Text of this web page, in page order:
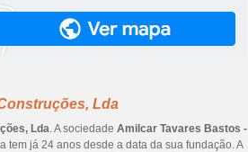
Lda
Lda. A sociedade Amilcar Tavares Bastos -
tem já 24 anos desde a data da sua fundação. A